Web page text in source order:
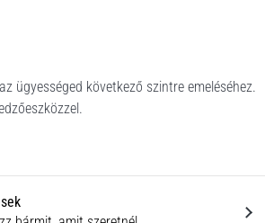
ügyességed következő szintre emeléséhez.